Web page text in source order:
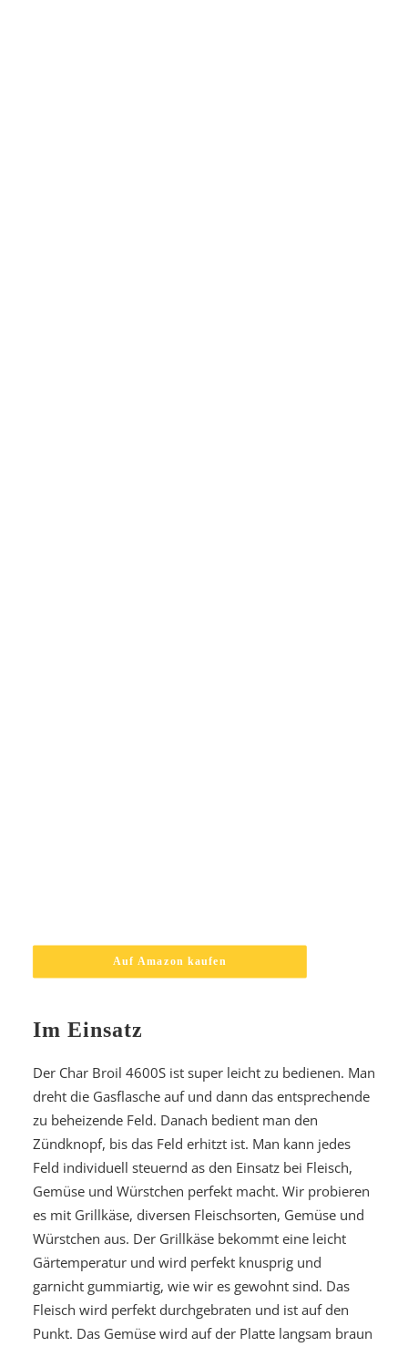
Auf Amazon kaufen
Im Einsatz
Der Char Broil 4600S ist super leicht zu bedienen. Man
dreht die Gasflasche auf und dann das entsprechende
zu beheizende Feld. Danach bedient man den
Zündknopf, bis das Feld erhitzt ist. Man kann jedes
Feld individuell steuernd as den Einsatz bei Fleisch,
Gemüse und Würstchen perfekt macht. Wir probieren
es mit Grillkäse, diversen Fleischsorten, Gemüse und
Würstchen aus. Der Grillkäse bekommt eine leicht
Gärtemperatur und wird perfekt knusprig und
garnicht gummiartig, wie wir es gewohnt sind. Das
Fleisch wird perfekt durchgebraten und ist auf den
Punkt. Das Gemüse wird auf der Platte langsam braun